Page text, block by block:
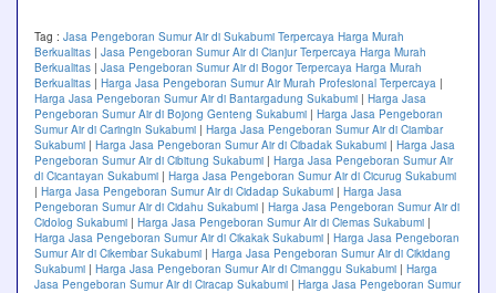
Tag : Jasa Pengeboran Sumur Air di Sukabumi Terpercaya Harga Murah
Berkualitas | Jasa Pengeboran Sumur Air di Cianjur Terpercaya Harga Murah
Berkualitas | Jasa Pengeboran Sumur Air di Bogor Terpercaya Harga Murah
Berkualitas | Harga Jasa Pengeboran Sumur Air Murah Profesional Terpercaya |
Harga Jasa Pengeboran Sumur Air di Bantargadung Sukabumi | Harga Jasa
Pengeboran Sumur Air di Bojong Genteng Sukabumi | Harga Jasa Pengeboran
Sumur Air di Caringin Sukabumi | Harga Jasa Pengeboran Sumur Air di Ciambar
Sukabumi | Harga Jasa Pengeboran Sumur Air di Cibadak Sukabumi | Harga Jasa
Pengeboran Sumur Air di Cibitung Sukabumi | Harga Jasa Pengeboran Sumur Air
di Cicantayan Sukabumi | Harga Jasa Pengeboran Sumur Air di Cicurug Sukabumi
| Harga Jasa Pengeboran Sumur Air di Cidadap Sukabumi | Harga Jasa
Pengeboran Sumur Air di Cidahu Sukabumi | Harga Jasa Pengeboran Sumur Air di
Cidolog Sukabumi | Harga Jasa Pengeboran Sumur Air di Ciemas Sukabumi |
Harga Jasa Pengeboran Sumur Air di Cikakak Sukabumi | Harga Jasa Pengeboran
Sumur Air di Cikembar Sukabumi | Harga Jasa Pengeboran Sumur Air di Cikidang
Sukabumi | Harga Jasa Pengeboran Sumur Air di Cimanggu Sukabumi | Harga
Jasa Pengeboran Sumur Air di Ciracap Sukabumi | Harga Jasa Pengeboran Sumur